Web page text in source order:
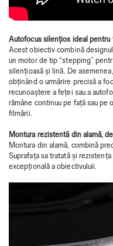
Autofocus silențios ideal pentru
Acest obiectiv combină
un motor de tip “stepping”
silențioasă și lină. De
obținând o urmărire precisă a
recunoaștere a feței sau a
rămâne continuu pe față sau pe
filmării.
Montura rezistentă din alamă,
Montura din alamă, combină
Suprafața sa tratată și
excepțională a obiectivuluii.